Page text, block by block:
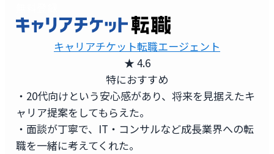
キャリアチケット転職エージェント
★ 4.6
特におすすめ
・20代向けという安心感があり、将来を見据えたキ
ャリア提案をしてもらえた。
・面談が丁寧で、IT・コンサルなど成長業界への転
職を一緒に考えてくれた。